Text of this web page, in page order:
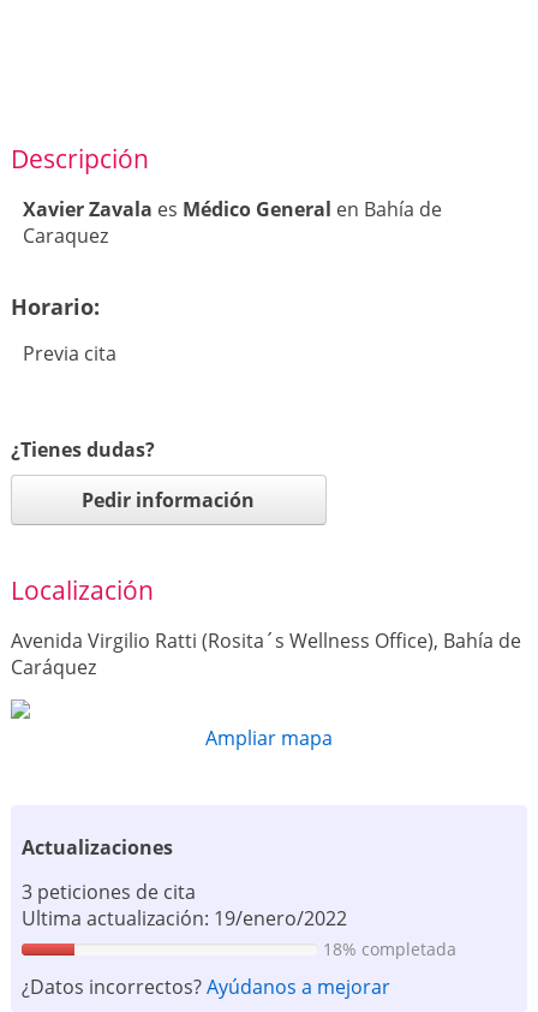
Descripción
Xavier Zavala es Médico General en Bahía de
Caraquez
Horario:
Previa cita
¿Tienes dudas?
Pedir información
Localización
Avenida Virgilio Ratti (Rosita´s Wellness Office), Bahía de
Caráquez
Ampliar mapa
Actualizaciones
3 peticiones de cita
Ultima actualización: 19/enero/2022
18% completada
¿Datos incorrectos?Ayúdanos a mejorar